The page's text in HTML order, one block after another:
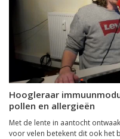
Hoogleraar
pollen en allergieën
Met de lente in aantocht
voor velen betekent dit ook het